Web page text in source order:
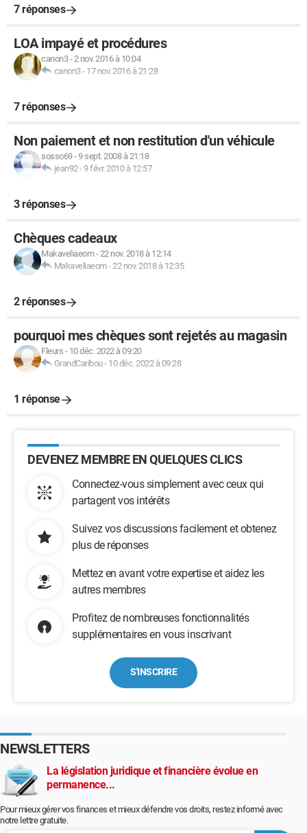
7 réponses
LOA impayé et procédures
canon3-2 nov. 2016 à 10:04
canon3- 17 nov. 2016 à 21:28
7 réponses
Non paiement et non restitution d'un véhicule
sosso69-9 sept. 2008 à 21:18
jean92-9 févr. 2010 à 12:57
3 réponses
Chèques cadeaux
Makaveliaeom-22 nov. 2018 à 12:14
Makaveliaeom-22 nov. 2018 à 12:35
2 réponses
pourquoi mes chèques sont rejetés au magasin
Fleurs - 10 déc. 2022 à 09:20
GrandCaribou- 10 déc. 2022 à 09:28
1 réponse
DEVENEZ MEMBRE EN QUELQUES CLICS
Connectez-vous simplement avec ceux qui
partagent vos intérêts
Suivez vos discussions facilement et obtenez
plus de réponses
Mettez en avant votre expertise et aidez les
autres membres
Profitez de nombreuses fonctionnalités
supplémentaires en vous inscrivant
S'INSCRIRE
NEWSLETTERS
La législation juridique et financière évolue en
permanence...
Pour mieux gérer vos finances et mieux défendre vos droits, restez informé avec
notre lettre gratuite.